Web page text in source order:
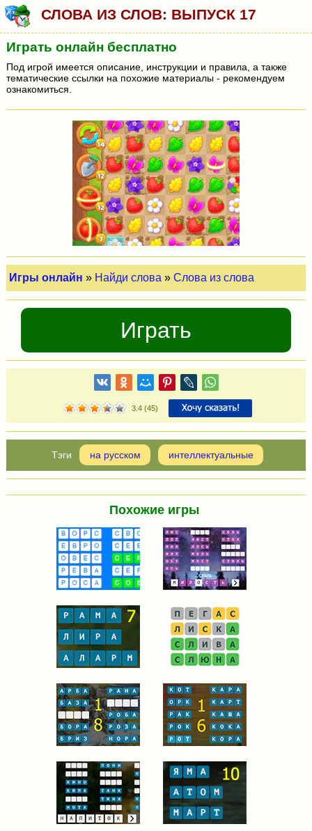
СЛОВА ИЗ СЛОВ: ВЫПУСК 17
Играть онлайн бесплатно
Под игрой имеется описание, инструкции и правила, а также
тематические ссылки на похожие материалы - рекомендуем
ознакомиться.
Игры онлайн » Найди слова »Слова из слова
Играть
3.4(45)
на русском интеллектуальные
Похожие игры